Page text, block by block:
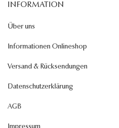
INFORMATION
Über uns
Informationen Onlineshop
Versand & Rücksendungen
Datenschutzerklärung
AGB